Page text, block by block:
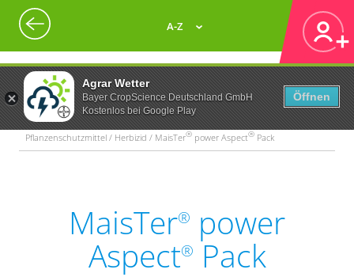
Agrar Wetter
Bayer CropScience Deutschland GmbH
Kostenlos bei Google Play
Öffnen
A-Z
Pflanzenschutzmittel / Herbizid / MaisTer® power Aspect® Pack
MaisTer® power
Aspect® Pack